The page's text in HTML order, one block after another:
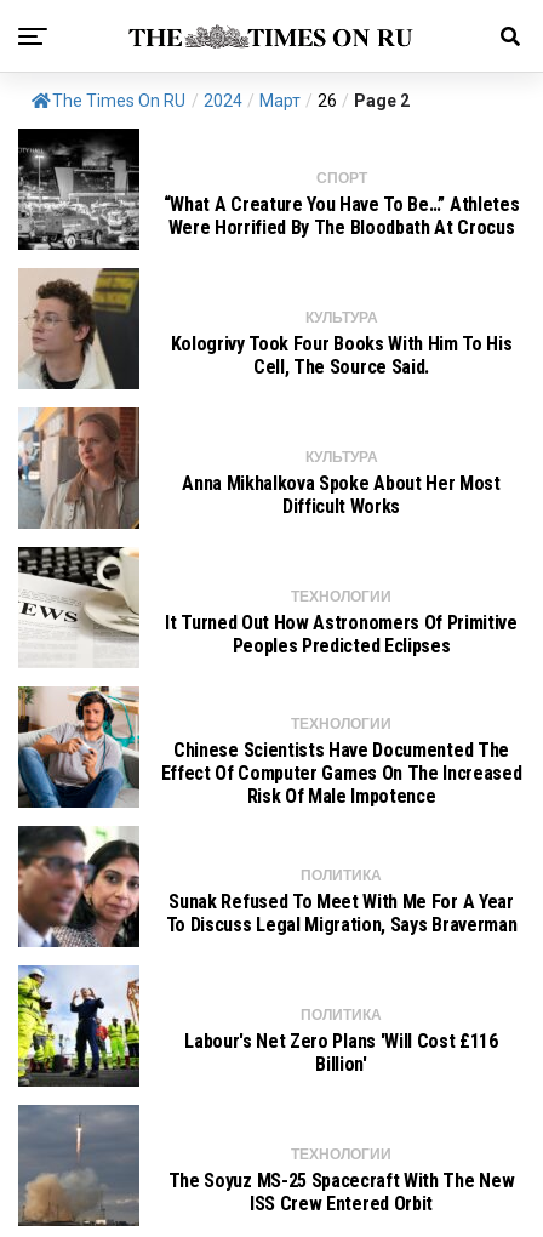
The Times On RU / 2024 / Март / 26 / Page 2
СПОРТ
“What A Creature You Have To Be…” Athletes
Were Horrified By The Bloodbath At Crocus
КУЛЬТУРА
Kologrivy Took Four Books With Him To His
Cell, The Source Said.
КУЛЬТУРА
Anna Mikhalkova Spoke About Her Most
Difficult Works
ТЕХНОЛОГИИ
It Turned Out How Astronomers Of Primitive
Peoples Predicted Eclipses
ТЕХНОЛОГИИ
Chinese Scientists Have Documented The
Effect Of Computer Games On The Increased
Risk Of Male Impotence
ПОЛИТИКА
Sunak Refused To Meet With Me For A Year
To Discuss Legal Migration, Says Braverman
ПОЛИТИКА
Labour's Net Zero Plans 'will Cost £116
Billion'
ТЕХНОЛОГИИ
The Soyuz MS-25 Spacecraft With The New
ISS Crew Entered Orbit